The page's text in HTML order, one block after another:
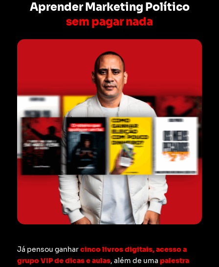
Aprender Marketing Político
sem pagar nada
Já pensou ganharcinco livros digitais, acesso a
grupo VIP de dicas e aulas, além de uma palestra